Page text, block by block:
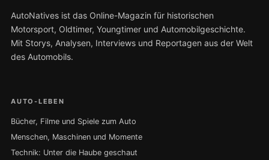
AutoNatives ist das Online-Magazin für historischen
Motorsport, Oldtimer, Youngtimer und Automobilgeschichte.
Mit Storys, Analysen, Interviews und Reportagen aus der Welt
des Automobils.
AUTO-LEBEN
Bücher, Filme und Spiele zum Auto
Menschen, Maschinen und Momente
Technik: Unter die Haube geschaut